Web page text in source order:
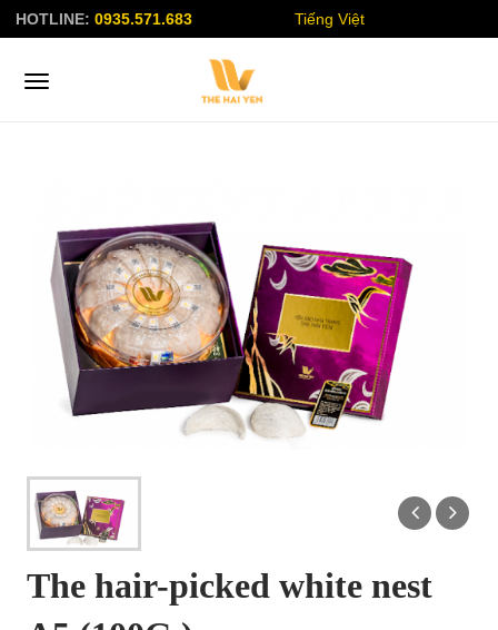
HOTLINE: 0935.571.683 Tiếng Việt
The hair-picked white nest